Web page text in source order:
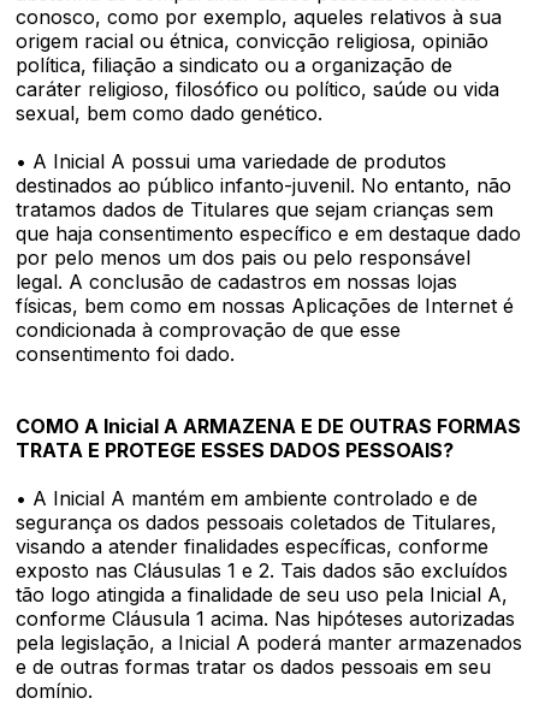
conosco, como por exemplo, aqueles relativos à sua
origem racial ou étnica, convicção religiosa, opinião
política, filiação a sindicato ou a organização de
caráter religioso, filosófico ou político, saúde ou vida
sexual, bem como dado genético.
• A Inicial A possui uma variedade de produtos
destinados ao público infanto-juvenil. No entanto, não
tratamos dados de Titulares que sejam crianças sem
que haja consentimento específico e em destaque dado
por pelo menos um dos pais ou pelo responsável
legal. A conclusão de cadastros em nossas lojas
físicas, bem como em nossas Aplicações de Internet é
condicionada à comprovação de que esse
consentimento foi dado.
COMO A Inicial A ARMAZENA E DE OUTRAS FORMAS
TRATA E PROTEGE ESSES DADOS PESSOAIS?
• A Inicial A mantém em ambiente controlado e de
segurança os dados pessoais coletados de Titulares,
visando a atender finalidades específicas, conforme
exposto nas Cláusulas 1 e 2. Tais dados são excluídos
tão logo atingida a finalidade de seu uso pela Inicial A,
conforme Cláusula 1 acima. Nas hipóteses autorizadas
pela legislação, a Inicial A poderá manter armazenados
e de outras formas tratar os dados pessoais em seu
domínio.